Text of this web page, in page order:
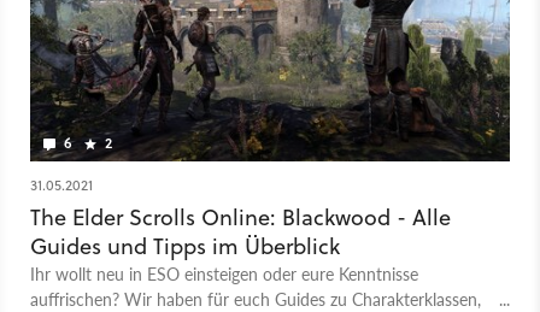
6 2
31.05.2021
The Elder Scrolls Online: Blackwood - Alle
Guides und Tipps im Überblick
Ihr wollt neu in ESO einsteigen oder eure Kenntnisse
auffrischen? Wir haben für euch Guides zu Charakterklassen,